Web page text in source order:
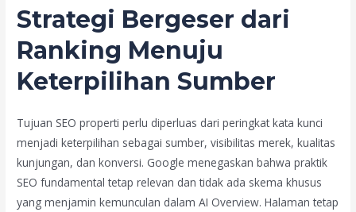
Strategi Bergeser dari
Ranking Menuju
Keterpilihan Sumber
Tujuan SEO properti perlu diperluas dari peringkat kata kunci
menjadi keterpilihan sebagai sumber, visibilitas merek, kualitas
kunjungan, dan konversi. Google menegaskan bahwa praktik
SEO fundamental tetap relevan dan tidak ada skema khusus
yang menjamin kemunculan dalam AI Overview. Halaman tetap